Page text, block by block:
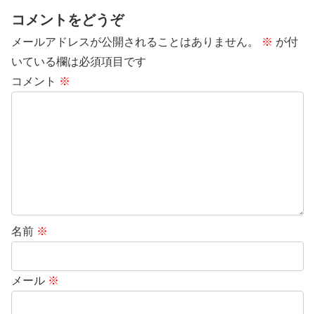
コメントをどうぞ
メールアドレスが公開されることはありません。 ※ が付
いている欄は必須項目です
コメント ※
名前 ※
メール ※